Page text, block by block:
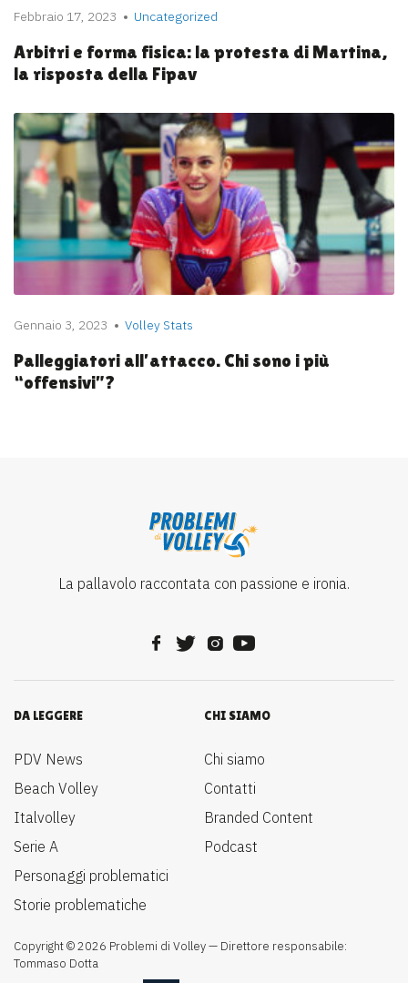
Febbraio 17, 2023 Uncategorized
Arbitri e forma fisica: la protesta di Martina,
la risposta della Fipav
Gennaio 3, 2023 Volley Stats
Palleggiatori all’attacco. Chi sono i più
“offensivi”?
La pallavolo raccontata con passione e ironia.
DA LEGGERE
PDV News
Beach Volley
Italvolley
Serie A
Personaggi problematici
Storie problematiche
CHI SIAMO
Chi siamo
Contatti
Branded Content
Podcast
Copyright © 2026 Problemi di Volley — Direttore responsabile:
Tommaso Dotta